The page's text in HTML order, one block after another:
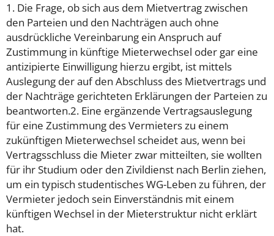
1. Die Frage, ob sich aus dem Mietvertrag zwischen
den Parteien und den Nachträgen auch ohne
ausdrückliche Vereinbarung ein Anspruch auf
Zustimmung in künftige Mieterwechsel oder gar eine
antizipierte Einwilligung hierzu ergibt, ist mittels
Auslegung der auf den Abschluss des Mietvertrags und
der Nachträge gerichteten Erklärungen der Parteien zu
beantworten.2. Eine ergänzende Vertragsauslegung
für eine Zustimmung des Vermieters zu einem
zukünftigen Mieterwechsel scheidet aus, wenn bei
Vertragsschluss die Mieter zwar mitteilten, sie wollten
für ihr Studium oder den Zivildienst nach Berlin ziehen,
um ein typisch studentisches WG-Leben zu führen, der
Vermieter jedoch sein Einverständnis mit einem
künftigen Wechsel in der Mieterstruktur nicht erklärt
hat.